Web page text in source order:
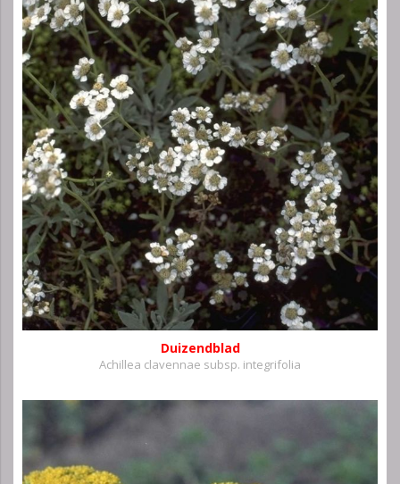
Duizendblad
Achillea clavennae subsp. integrifolia